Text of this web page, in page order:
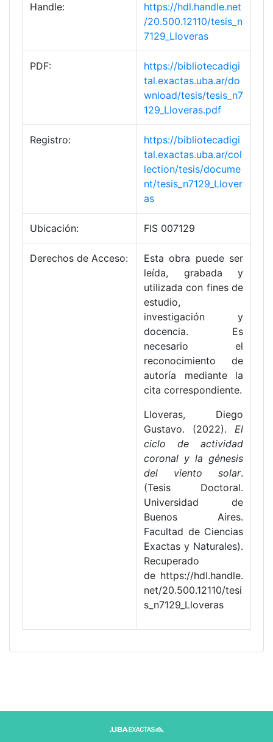
Handle:
https://hdl.handle.net
/20.500.12110/tesis_n
7129_Lloveras
PDF:
https://bibliotecadigi
tal.exactas.uba.ar/do
wnload/tesis/tesis_n7
129_Lloveras.pdf
Registro:
https://bibliotecadigi
tal.exactas.uba.ar/col
lection/tesis/docume
nt/tesis_n7129_Llover
as
Ubicación: FIS 007129
Derechos de Acceso:
Esta obra puede ser
leída, grabada y
utilizada con fines de
estudio,
investigación y
docencia. Es
necesario el
reconocimiento de
autoría mediante la
cita correspondiente.
Lloveras, Diego
Gustavo. (2022). El
ciclo de actividad
coronal y la génesis
del viento solar.
(Tesis Doctoral.
Universidad de
Buenos Aires.
Facultad de Ciencias
Exactas y Naturales).
Recuperado
de https://hdl.handle.
net/20.500.12110/tesi
s_n7129_Lloveras